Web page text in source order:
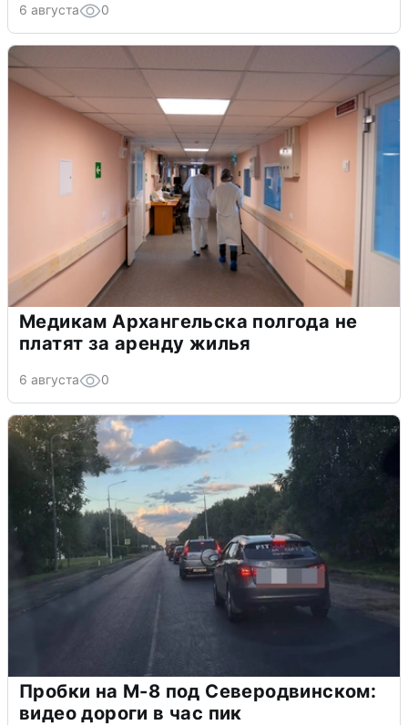
6 августа 0
Медикам Архангельска полгода не
платят за аренду жилья
6 августа 0
Пробки на М-8 под Северодвинском:
видео дороги в час пик